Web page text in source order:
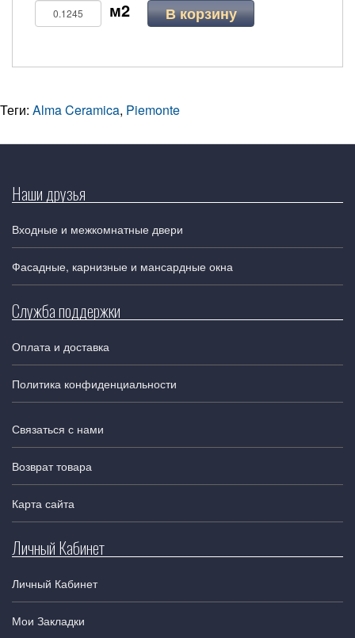
В корзину
Теги: Alma Ceramica, Piemonte
Наши друзья
Входные и межкомнатные двери
Фасадные, карнизные и мансардные окна
Служба поддержки
Оплата и доставка
Политика конфиденциальности
Связаться с нами
Возврат товара
Карта сайта
Личный Кабинет
Личный Кабинет
Мои Закладки